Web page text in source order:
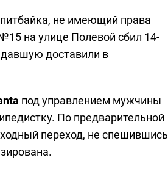
не имеющий права
на улице Полевой сбил 14-
доставили в
под управлением мужчины
По предварительной
переход, не спешившись